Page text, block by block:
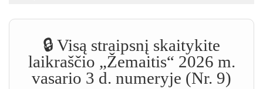
🔒 Visą straipsnį skaitykite
laikraščio „Žemaitis“ 2026 m.
vasario 3 d. numeryje (Nr. 9)